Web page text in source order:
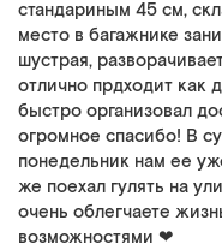
стандариным 45 см,
место в багажнике
шустрая,
отлично прдходит как
быстро организовал
огромное спасибо! В
понедельник нам ее
же поехал гулять на
очень облегчаете
возможностями ❤